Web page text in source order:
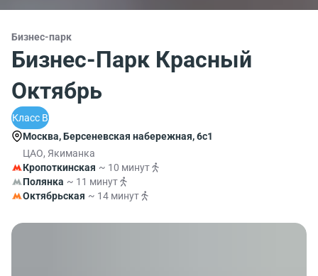
Бизнес-парк
Бизнес-Парк Красный
Октябрь
Класс B
Москва, Берсеневская набережная, 6с1
ЦАО, Якиманка
Кропоткинская ~ 10 минут
Полянка ~ 11 минут
Октябрьская ~ 14 минут